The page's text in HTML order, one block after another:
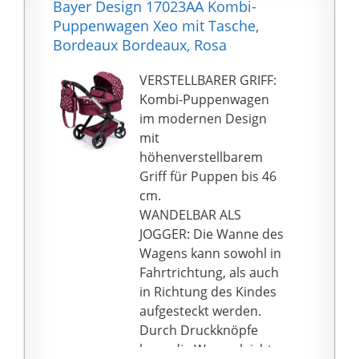
anderem schwenkbare
Vorderräder, die eine
besonders leichte
Kurvenfahrt
ermöglichen. Für den
Transport lässt sich der
Puppenwagen einfach
zusammenklappen.
Ziel geschlecht: damen
Bayer Design 17023AA Kombi-
Puppenwagen Xeo mit Tasche,
Bordeaux Bordeaux, Rosa
VERSTELLBARER GRIFF:
Kombi-Puppenwagen
im modernen Design
mit
höhenverstellbarem
Griff für Puppen bis 46
cm.
WANDELBAR ALS
JOGGER: Die Wanne des
Wagens kann sowohl in
Fahrtrichtung, als auch
in Richtung des Kindes
aufgesteckt werden.
Durch Druckknöpfe
kann die Wanne leicht